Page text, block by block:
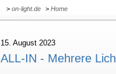
> on-light.de > Home
15. August 2023
ALL-IN - Mehrere